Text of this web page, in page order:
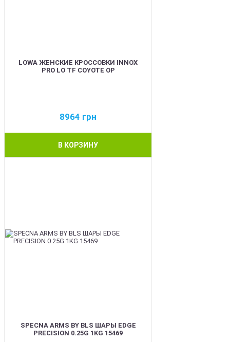
LOWA ЖЕНСКИЕ КРОССОВКИ INNOX
PRO LO TF COYOTE OP
8964 грн
В КОРЗИНУ
SPECNA ARMS BY BLS ШАРЫ EDGE
PRECISION 0.25G 1KG 15469